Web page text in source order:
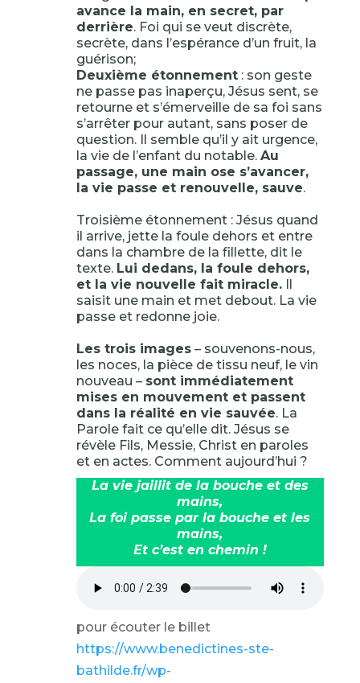
avance la main, en secret, par
derrière. Foi qui se veut discrète,
secrète, dans l’espérance d’un fruit, la
guérison;
Deuxième étonnement: son geste
ne passe pas inaperçu, Jésus sent, se
retourne et s’émerveille de sa foi sans
s’arrêter pour autant, sans poser de
question. Il semble qu’il y ait urgence,
la vie de l’enfant du notable. Au
passage, une main ose s’avancer,
la vie passe et renouvelle, sauve.
Troisième étonnement : Jésus quand
il arrive, jette la foule dehors et entre
dans la chambre de la fillette, dit le
texte. Lui dedans, la foule dehors,
et la vie nouvelle fait miracle.Il
saisit une main et met debout. La vie
passe et redonne joie.
Les trois images– souvenons-nous,
les noces, la pièce de tissu neuf, le vin
nouveau – sont immédiatement
mises en mouvement et passent
dans la réalité en vie sauvée. La
Parole fait ce qu’elle dit. Jésus se
révèle Fils, Messie, Christ en paroles
et en actes. Comment aujourd’hui ?
La vie jaillit de la bouche et des
mains,
La foi passe par la bouche et les
mains,
Et c’est en chemin !
pour écouter le billet
https://www.benedictines-ste-
bathilde.fr/wp-